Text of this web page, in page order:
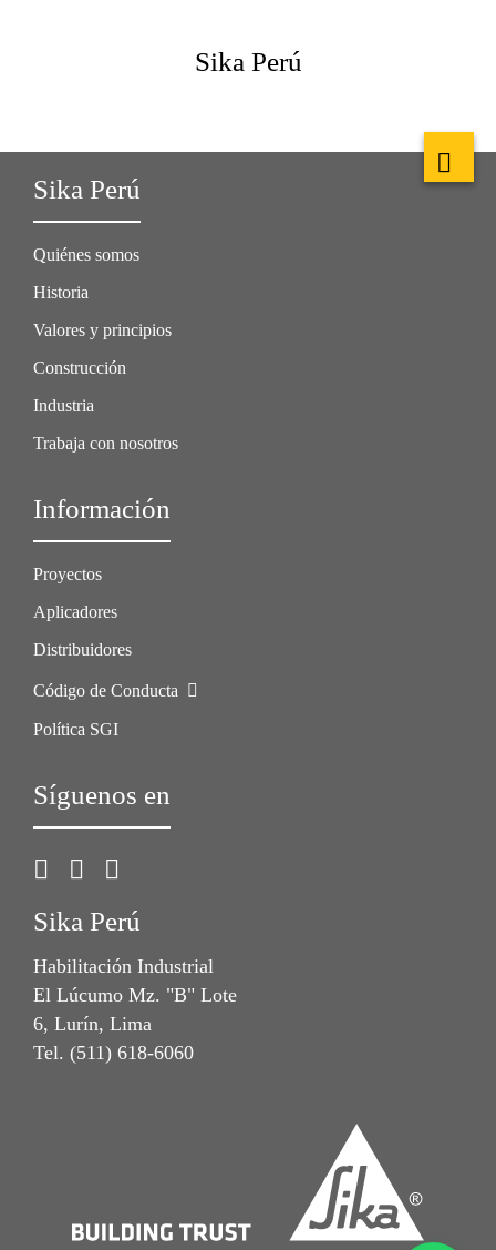
Sika Perú
Sika Perú
Quiénes somos
Historia
Valores y principios
Construcción
Industria
Trabaja con nosotros
Información
Proyectos
Aplicadores
Distribuidores
Código de Conducta
Política SGI
Síguenos en
Sika Perú
Habilitación Industrial
El Lúcumo Mz. "B" Lote
6, Lurín, Lima
Tel. (511) 618-6060